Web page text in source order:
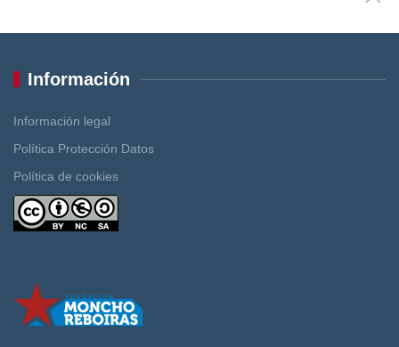
Información
Información legal
Política Protección Datos
Política de cookies